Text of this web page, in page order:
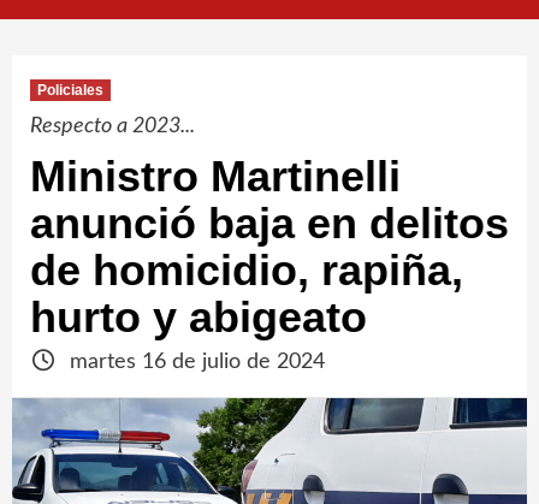
Policiales
Respecto a 2023...
Ministro Martinelli
anunció baja en delitos
de homicidio, rapiña,
hurto y abigeato
martes 16 de julio de 2024